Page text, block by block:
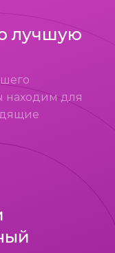
лучшую
находим для